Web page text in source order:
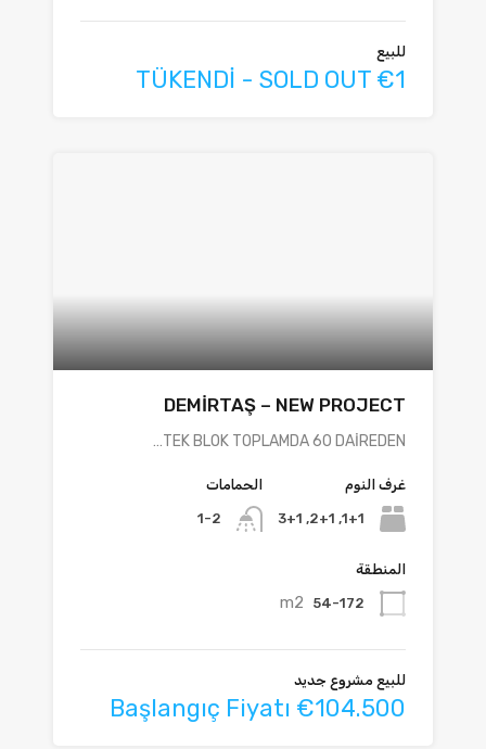
للبيع
TÜKENDİ - SOLD OUT €1
DEMİRTAŞ – NEW PROJECT
TEK BLOK TOPLAMDA 60 DAİREDEN…
غرف النوم
1+1, 2+1, 3+1
الحمامات
1-2
المنطقة
54-172
m2
للبيع مشروع جديد
Başlangıç Fiyatı €104.500